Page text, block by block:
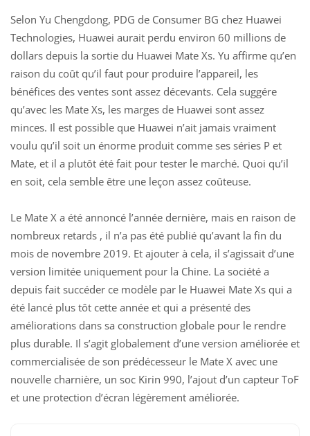
Selon Yu Chengdong, PDG de Consumer BG chez Huawei
Technologies, Huawei aurait perdu environ 60 millions de
dollars depuis la sortie du Huawei Mate Xs. Yu affirme qu’en
raison du coût qu’il faut pour produire l’appareil, les
bénéfices des ventes sont assez décevants. Cela suggére
qu’avec les Mate Xs, les marges de Huawei sont assez
minces. Il est possible que Huawei n’ait jamais vraiment
voulu qu’il soit un énorme produit comme ses séries P et
Mate, et il a plutôt été fait pour tester le marché. Quoi qu’il
en soit, cela semble être une leçon assez coûteuse.
Le Mate X a été annoncé l’année dernière, mais en raison de
nombreux retards , il n’a pas été publié qu’avant la fin du
mois de novembre 2019. Et ajouter à cela, il s’agissait d’une
version limitée uniquement pour la Chine. La société a
depuis fait succéder ce modèle par le Huawei Mate Xs qui a
été lancé plus tôt cette année et qui a présenté des
améliorations dans sa construction globale pour le rendre
plus durable. Il s’agit globalement d’une version améliorée et
commercialisée de son prédécesseur le Mate X avec une
nouvelle charnière, un soc Kirin 990, l’ajout d’un capteur ToF
et une protection d’écran légèrement améliorée.